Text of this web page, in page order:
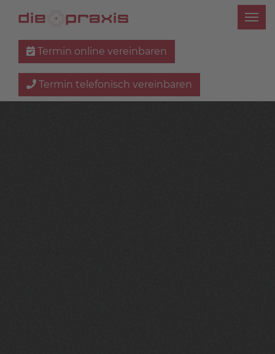
Termin online vereinbaren
Termin telefonisch vereinbaren